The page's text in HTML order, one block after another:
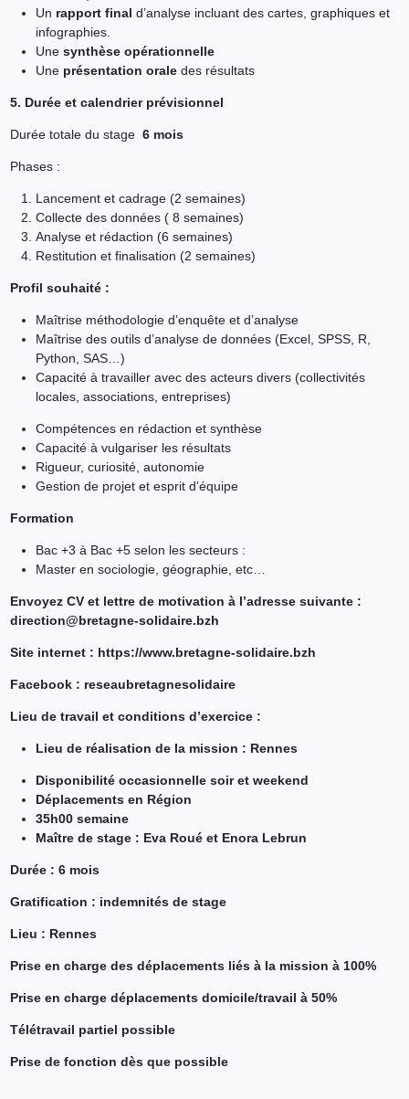
Un rapport final d’analyse incluant des cartes, graphiques et
infographies.
Une synthèse opérationnelle
Une présentation oraledes résultats
5. Durée et calendrier prévisionnel
Durée totale du stage 6 mois
Phases :
Lancement et cadrage (2 semaines)
Collecte des données ( 8 semaines)
Analyse et rédaction (6 semaines)
Restitution et finalisation (2 semaines)
Profil souhaité :
Maîtrise méthodologie d’enquête et d’analyse
Maîtrise des outils d’analyse de données (Excel, SPSS, R,
Python, SAS…)
Capacité à travailler avec des acteurs divers (collectivités
locales, associations, entreprises)
Compétences en rédaction et synthèse
Capacité à vulgariser les résultats
Rigueur, curiosité, autonomie
Gestion de projet et esprit d’équipe
Formation
Bac +3 à Bac +5 selon les secteurs :
Master en sociologie, géographie, etc…
Envoyez CV et lettre de motivation à l’adresse suivante :
direction@bretagne-solidaire.bzh
Site internet : https://www.bretagne-solidaire.bzh
Facebook : reseaubretagnesolidaire
Lieu de travail et conditions d’exercice :
Lieu de réalisation de la mission : Rennes
Disponibilité occasionnelle soir et weekend
Déplacements en Région
35h00 semaine
Maître de stage : Eva Roué et Enora Lebrun
Durée : 6 mois
Gratification : indemnités de stage
Lieu : Rennes
Prise en charge des déplacements liés à la mission à 100%
Prise en charge déplacements domicile/travail à 50%
Télétravail partiel possible
Prise de fonction dès que possible